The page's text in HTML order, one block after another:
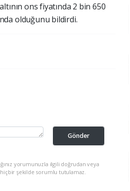
ons fiyatında 2 bin 650
olduğunu bildirdi.
Gönder
yorumunuzla ilgili doğrudan veya
şekilde sorumlu tutulamaz.